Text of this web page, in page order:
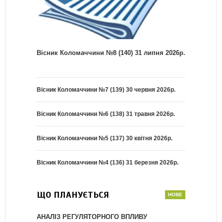
Вісник Коломаччини №8 (140) 31 липня 2026р.
Вісник Коломаччини №7 (139) 30 червня 2026р.
Вісник Коломаччини №6 (138) 31 травня 2026р.
Вісник Коломаччини №5 (137) 30 квітня 2026р.
Вісник Коломаччини №4 (136) 31 березня 2026р.
ЩО ПЛАНУЄТЬСЯ
АНАЛІЗ РЕГУЛЯТОРНОГО ВПЛИВУ